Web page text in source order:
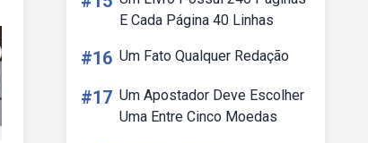
E Cada Página 40 Linhas
#16 Um Fato Qualquer Redação
#17 Um Apostador Deve Escolher
Uma Entre Cinco Moedas